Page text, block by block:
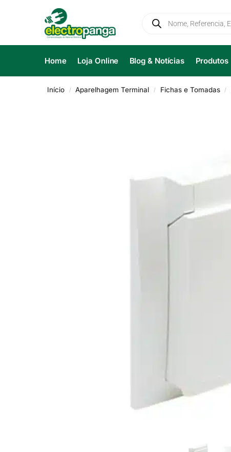
Home Loja Online Blog & Notícias Produtos
Início / Aparelhagem Terminal / Fichas e Tomadas /